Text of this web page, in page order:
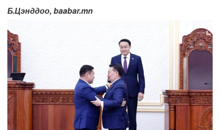
Б.Цэнддоо, baabar.mn